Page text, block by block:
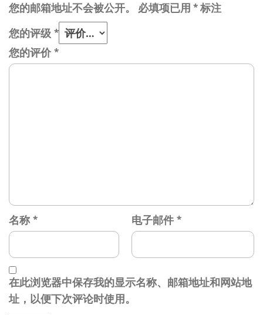
您的邮箱地址不会被公开。
必填项已用 *标注
您的评级 *
您的评价*
名称 * 电子邮件 *
在此浏览器中保存我的显示名称、邮箱地址和网站地
址，以便下次评论时使用。